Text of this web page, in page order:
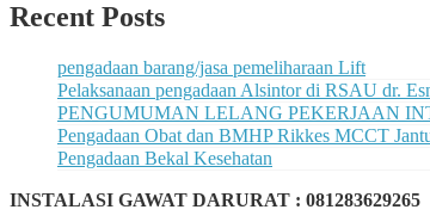
Recent Posts
pengadaan barang/jasa pemeliharaan Lift
Pelaksanaan pengadaan Alsintor di RSAU dr.
PENGUMUMAN LELANG PEKERJAAN
Pengadaan Obat dan BMHP Rikkes MCCT
Pengadaan Bekal Kesehatan
INSTALASI GAWAT DARURAT : 081283629265